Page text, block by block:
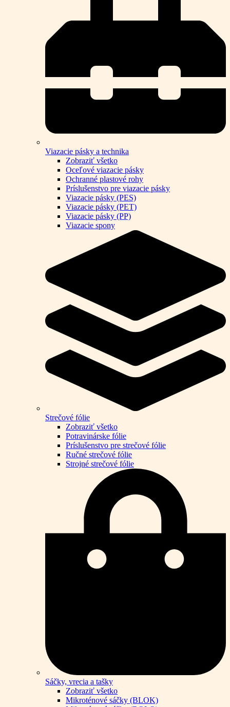
Viazacie pásky a technika
Zobraziť všetko
Oceľové viazacie pásky
Ochranné plastové rohy
Príslušenstvo pre viazacie pásky
Viazacie pásky (PES)
Viazacie pásky (PET)
Viazacie pásky (PP)
Viazacie spony
Strečové fólie
Zobraziť všetko
Potravinárske fólie
Príslušenstvo pre strečové fólie
Ručné strečové fólie
Strojné strečové fólie
Sáčky, vrecia a tašky
Zobraziť všetko
Mikroténové sáčky (BLOK)